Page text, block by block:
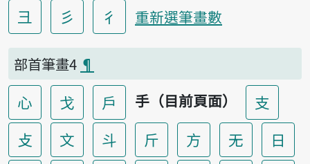
彐 彡 彳 重新選筆畫數
部首筆畫4 ¶
心 戈 戶 手（目前頁面）
支
攴
文 斗 斤 方 无
日